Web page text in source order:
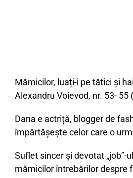
Mămicilor, luați-i pe tătici și
Alexandru Voievod, nr. 53- 55
Dana e actriță, blogger de
împărtășește celor care o
Suflet sincer și devotat
mămicilor întrebărilor despre